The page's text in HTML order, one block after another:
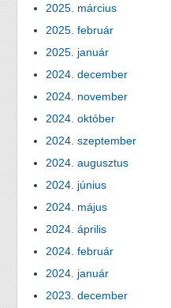
2025. március
2025. február
2025. január
2024. december
2024. november
2024. október
2024. szeptember
2024. augusztus
2024. június
2024. május
2024. április
2024. február
2024. január
2023. december